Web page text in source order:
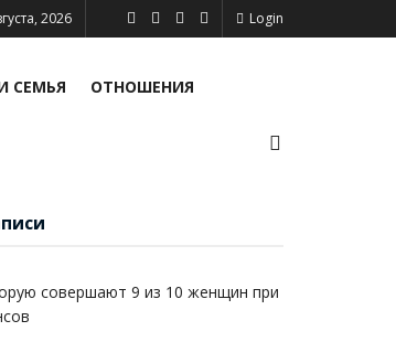
2026 Login
И ЛИЧНОСТЬ
СЕМЬЯ ОТНОШЕНИЯ
совершают 9 из 10 женщин при